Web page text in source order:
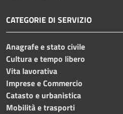
CATEGORIE DI SERVIZIO
Anagrafe e stato civile
Cultura e tempo libero
Vita lavorativa
Imprese e Commercio
Catasto e urbanistica
Mobilità e trasporti